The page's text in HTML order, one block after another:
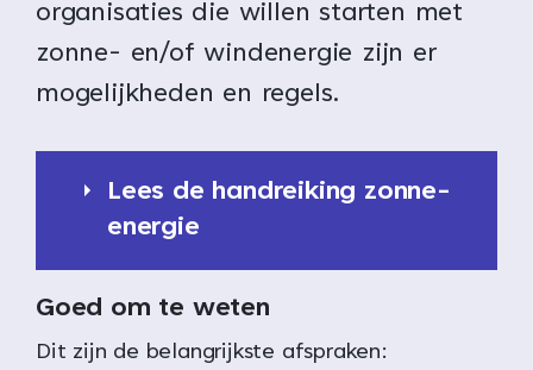
organisaties die willen starten met
zonne- en/of windenergie zijn er
mogelijkheden en regels.
Lees de handreiking zonne-
energie
Goed om te weten
Dit zijn de belangrijkste afspraken: